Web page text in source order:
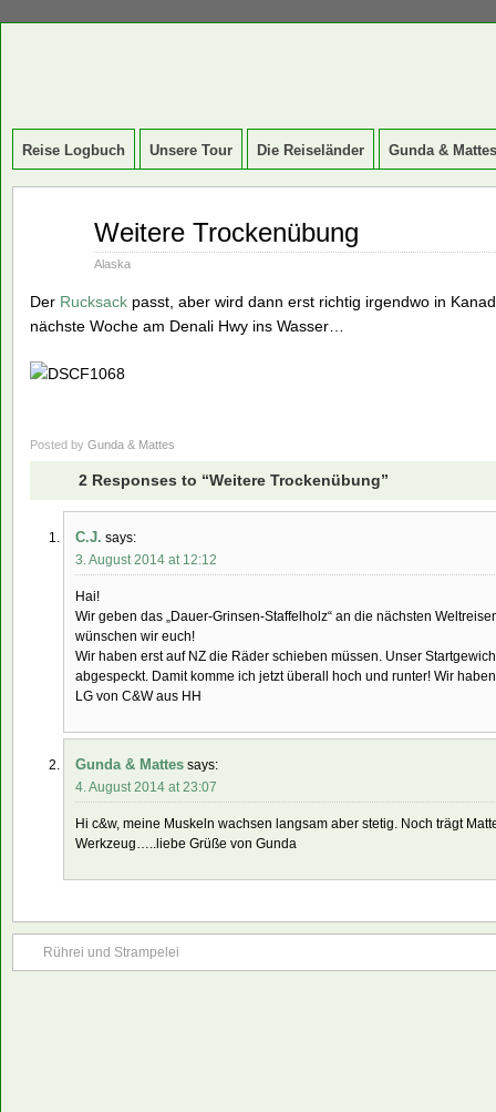
Reise Logbuch Unsere Tour Die Reiseländer Gunda & Mattes
Weitere Trockenübung
Alaska
Der Rucksack passt, aber wird dann erst richtig irgendwo in
nächste Woche am Denali Hwy ins Wasser…
Posted by Gunda & Mattes
2 Responses to “Weitere Trockenübung”
C.J. says:
3. August 2014 at 12:12
Hai!
Wir geben das „Dauer-Grinsen-Staffelholz“ an die nächsten
wünschen wir euch!
Wir haben erst auf NZ die Räder schieben müssen. Unser
abgespeckt. Damit komme ich jetzt überall hoch und runter! Wir
LG von C&W aus HH
Gunda & Mattes says:
4. August 2014 at 23:07
Hi c&w, meine Muskeln wachsen langsam aber stetig. Noch trägt
Werkzeug…..liebe Grüße von Gunda
Rührei und Strampelei